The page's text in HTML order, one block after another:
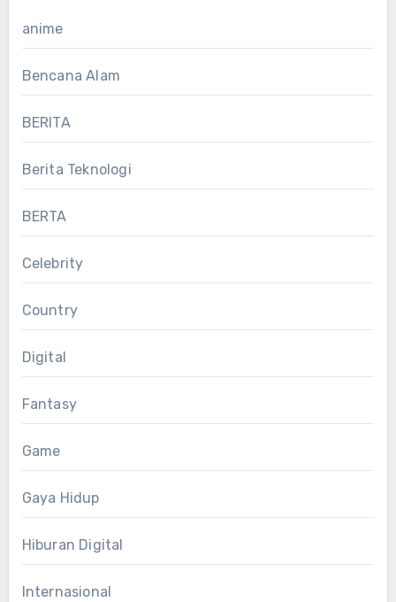
anime
Bencana Alam
BERITA
Berita Teknologi
BERTA
Celebrity
Country
Digital
Fantasy
Game
Gaya Hidup
Hiburan Digital
Internasional